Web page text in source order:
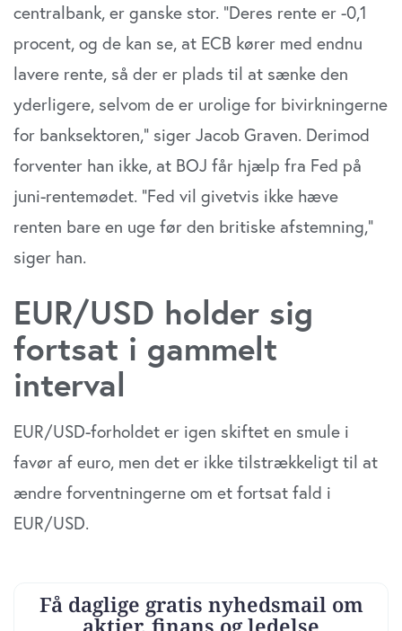
centralbank, er ganske stor. ”Deres rente er -0,1
procent, og de kan se, at ECB kører med endnu
lavere rente, så der er plads til at sænke den
yderligere, selvom de er urolige for bivirkningerne
for banksektoren,” siger Jacob Graven. Derimod
forventer han ikke, at BOJ får hjælp fra Fed på
juni-rentemødet. ”Fed vil givetvis ikke hæve
renten bare en uge før den britiske afstemning,”
siger han.
EUR/USD holder sig
fortsat i gammelt
interval
EUR/USD-forholdet er igen skiftet en smule i
favør af euro, men det er ikke tilstrækkeligt til at
ændre forventningerne om et fortsat fald i
EUR/USD.